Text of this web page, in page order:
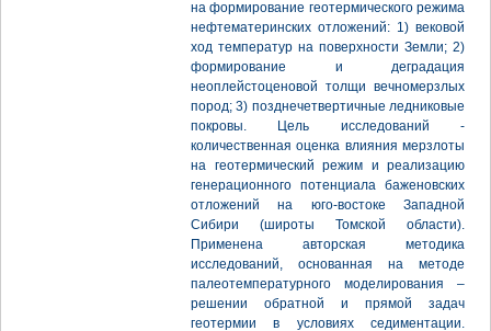
на формирование геотермического режима
нефтематеринских отложений: 1) вековой
ход температур на поверхности Земли; 2)
формирование и деградация
неоплейстоценовой толщи вечномерзлых
пород; 3) позднечетвертичные ледниковые
покровы. Цель исследований -
количественная оценка влияния мерзлоты
на геотермический режим и реализацию
генерационного потенциала баженовских
отложений на юго-востоке Западной
Сибири (широты Томской области).
Применена авторская методика
исследований, основанная на методе
палеотемпературного моделирования –
решении обратной и прямой задач
геотермии в условиях седиментации.